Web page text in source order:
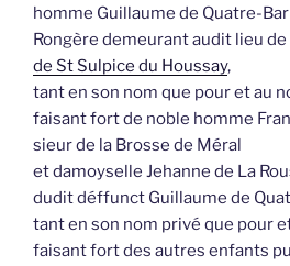
homme Guillaume de Quatre-
Rongère demeurant audit lieu de
de St Sulpice du Houssay,
tant en son nom que pour et au
faisant fort de noble homme
sieur de la Brosse de Méral
et damoyselle Jehanne de La
dudit déffunct Guillaume de
tant en son nom privé que pour
faisant fort des autres enfants